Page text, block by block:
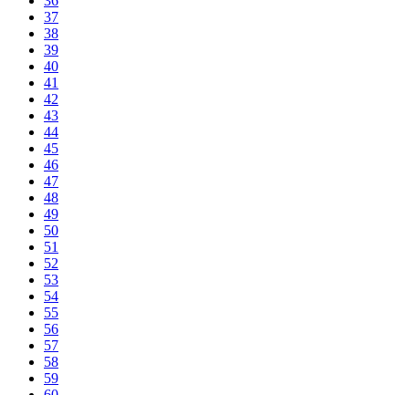
37
38
39
40
41
42
43
44
45
46
47
48
49
50
51
52
53
54
55
56
57
58
59